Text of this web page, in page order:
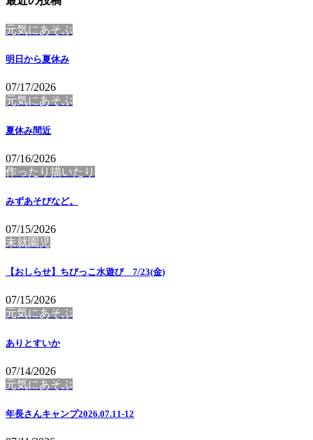
ー
ジ
送
り
ー
ジ
元気にあそぶ
明日から夏休み
07/17/2026
元気にあそぶ
夏休み間近
07/16/2026
作ったり描いたり
みずあそびなど。
07/15/2026
未就園児
【おしらせ】ちびっこ水遊び 7/23(金)
07/15/2026
元気にあそぶ
ありとすいか
07/14/2026
元気にあそぶ
年長さんキャンプ2026.07.11-12